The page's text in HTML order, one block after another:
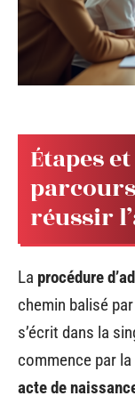
Étapes
réussir
La procédure
chemin balisé
s’écrit dans la
commence par
acte de